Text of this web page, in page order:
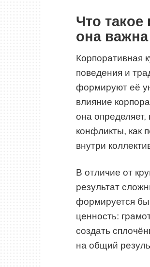
Что такое
она
Корпоративная
поведения и
формируют её
влияние
она
конфликты, как
внутри
В отличие от
результат
формируется
ценность:
создать
на общий